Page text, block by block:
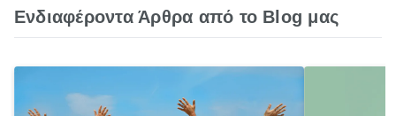
Ενδιαφέροντα Άρθρα από το Blog μας